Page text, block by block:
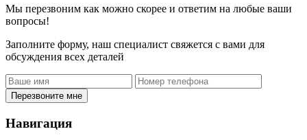
Мы перезвоним как можно скорее и ответим на любые ваши
вопросы!
Заполните форму, наш специалист свяжется с вами для
обсуждения всех деталей
Перезвоните мне
Навигация